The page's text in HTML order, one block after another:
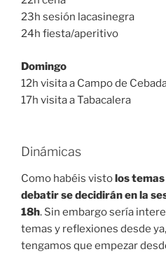
23h sesión lacasinegra
24h fiesta/aperitivo
Domingo
12h visita a Campo de
17h visita a Tabacalera
Dinámicas
Como habéis vistolos temas
debatir se decidirán en la
18h. Sin embargo sería
temas y reflexiones desde
tengamos que empezar